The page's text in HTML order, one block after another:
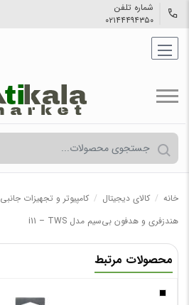
شماره تلفن
۰۲۱۴۴۴۹۴۳۵۰
خانه / کالاي دیجیتال / کامپیوتر و تجهیزات جانبی
هندزفری و هدفون بی‌سیم مدل i11 – TWS
محصولات مرتبط